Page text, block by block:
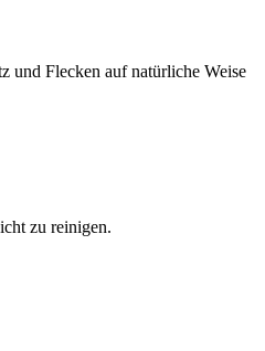
und Flecken auf natürliche Weise
zu reinigen.